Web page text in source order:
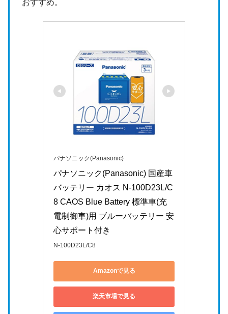
おすすめ。
パナソニック(Panasonic)
パナソニック(Panasonic) 国産車
バッテリー カオス N-100D23L/C
8 CAOS Blue Battery 標準車(充
電制御車)用 ブルーバッテリー 安
心サポート付き
N-100D23L/C8
Amazonで見る
楽天市場で見る